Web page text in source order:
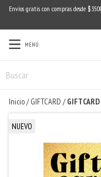
Envíos gratis con compras desde
MENÚ
Inicio/ GIFTCARD /
NUEVO